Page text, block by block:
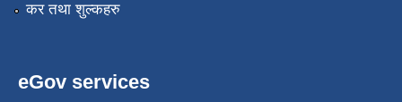
कर तथा शुल्कहरु
eGov services